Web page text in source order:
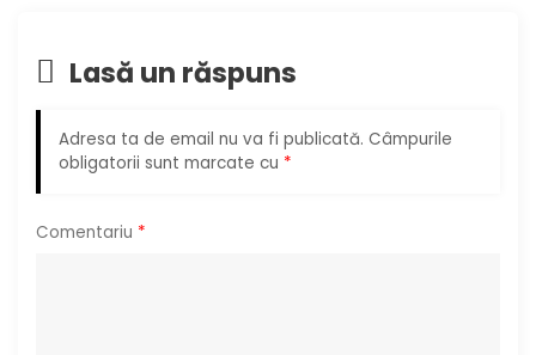
n
a
t
Lasă un răspuns
Adresa ta de email nu va fi publicată. Câmpurile
obligatorii sunt marcate cu *
Comentariu *